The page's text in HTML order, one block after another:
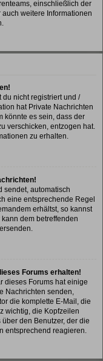
einschließlich der
weitere Informationen
nicht registriert und /
hat Private Nachrichten
könnte es sein, dass der
verschicken, entzogen hat.
zu erhalten.
sendet, automatisch
eine entsprechende Regel
erhältst, so kannst
dem betreffenden
Forums erhalten!
dieses Forums hat einige
Nachrichten senden,
die komplette E-Mail, die
wichtig, die Kopfzeilen
den Benutzer, der die
entsprechend reagieren.